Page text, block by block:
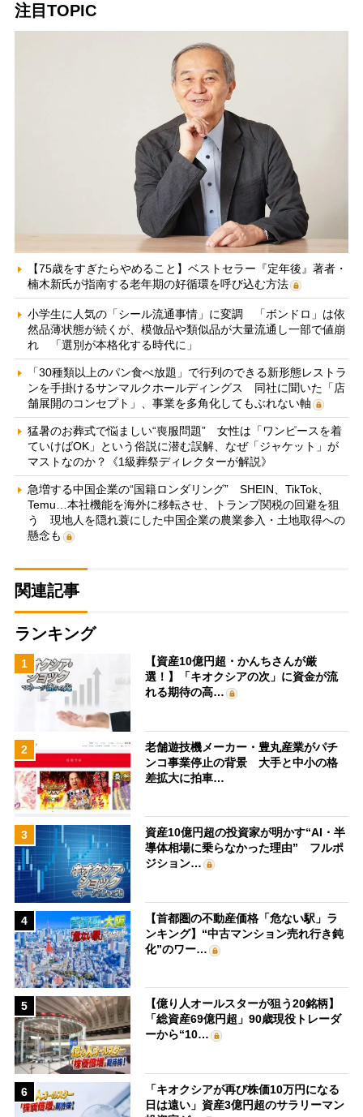
注目TOPIC
【75歳をすぎたらやめること】ベストセラー『定年後』著者・
楠木新氏が指南する老年期の好循環を呼び込む方法
小学生に人気の「シール流通事情」に変調 「ボンドロ」は依
然品薄状態が続くが、模倣品や類似品が大量流通し一部で値崩
れ 「選別が本格化する時代に」
「30種類以上のパン食べ放題」で行列のできる新形態レストラ
ンを手掛けるサンマルクホールディングス 同社に聞いた「店
舗展開のコンセプト」、事業を多角化してもぶれない軸
猛暑のお葬式で悩ましい“喪服問題” 女性は「ワンピースを着
ていけばOK」という俗説に潜む誤解、なぜ「ジャケット」が
マストなのか？《1級葬祭ディレクターが解説》
急増する中国企業の“国籍ロンダリング” SHEIN、TikTok、
Temu…本社機能を海外に移転させ、トランプ関税の回避を狙
う 現地人を隠れ蓑にした中国企業の農業参入・土地取得への
懸念も
関連記事
ランキング
1
【資産10億円超・かんちさんが厳
選！】「キオクシアの次」に資金が流
れる期待の高…
2
老舗遊技機メーカー・豊丸産業がパチ
ンコ事業停止の背景 大手と中小の格
差拡大に拍車…
3
資産10億円超の投資家が明かす“AI・半
導体相場に乗らなかった理由” フルポ
ジション…
4
【首都圏の不動産価格「危ない駅」ラ
ンキング】“中古マンション売れ行き鈍
化”のワー…
5
【億り人オールスターが狙う20銘柄】
「総資産69億円超」90歳現役トレーダ
ーから“10…
6
「キオクシアが再び株価10万円になる
日は遠い」資産3億円超のサラリーマン